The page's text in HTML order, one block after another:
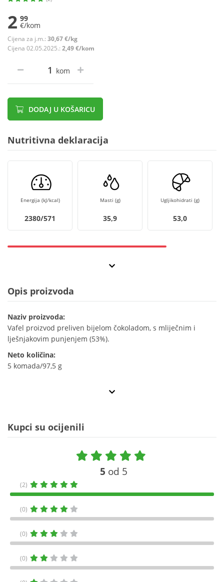
2 99
€/kom
Cijena za j.m.: 30,67 €/kg
Cijena 02.05.2025.: 2,49 €/kom
kom
DODAJ U KOŠARICU
Nutritivna deklaracija
Energija (kJ/kcal)
2380/571
Masti (g)
35,9
Ugljikohidrati (g)
53,0
Opis proizvoda
Naziv proizvoda:
Vafel proizvod preliven bijelom čokoladom, s mliječnim i
lješnjakovim punjenjem (53%).
Neto količina:
5 komada/97,5 g
Kupci su ocijenili
5 od 5
(2)
(0)
(0)
(0)